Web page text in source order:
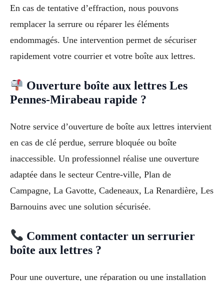
En cas de tentative d’effraction, nous pouvons
remplacer la serrure ou réparer les éléments
endommagés. Une intervention permet de sécuriser
rapidement votre courrier et votre boîte aux lettres.
Ouverture boîte aux lettres Les
Pennes-Mirabeau rapide ?
Notre service d’ouverture de boîte aux lettres intervient
en cas de clé perdue, serrure bloquée ou boîte
inaccessible. Un professionnel réalise une ouverture
adaptée dans le secteur Centre-ville, Plan de
Campagne, La Gavotte, Cadeneaux, La Renardière, Les
Barnouins avec une solution sécurisée.
Comment contacter un serrurier
boîte aux lettres ?
Pour une ouverture, une réparation ou une installation